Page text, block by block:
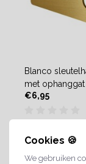
Cookies 🍪
We gebruiken
Blanco
met
€6,95